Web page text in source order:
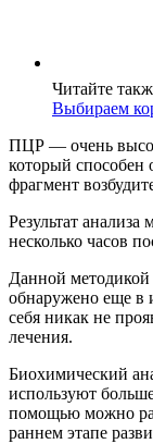
Читайте
Выбираем
ПЦР — очень
который способен
фрагмент
Результат
несколько часов
Данной методикой
обнаружено еще в
себя никак не
лечения.
Биохимический
используют
помощью можно
раннем этапе